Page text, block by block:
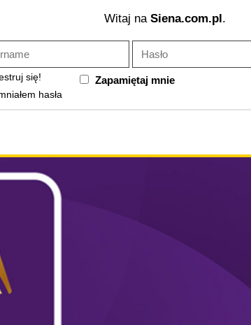
Witaj na Siena.com.pl.
się!
hasła
Zapamiętaj mnie